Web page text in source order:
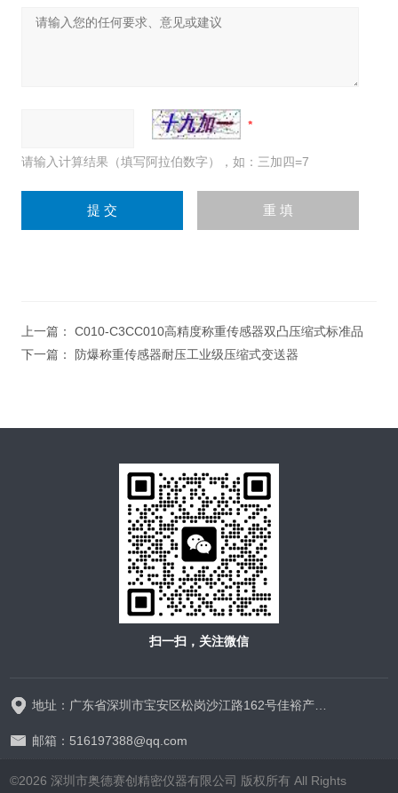
请输入计算结果（填写阿拉伯数字），如：三加四=7
上一篇： C010-C3CC010高精度称重传感器双凸压缩式标准品
下一篇：
防爆称重传感器耐压工业级压缩式变送器
扫一扫，关注微信
地址：广东省深圳市宝安区松岗沙江路162号佳裕产业园1栋9楼
邮箱：516197388@qq.com
©2026 深圳市奥德赛创精密仪器有限公司 版权所有 All Rights